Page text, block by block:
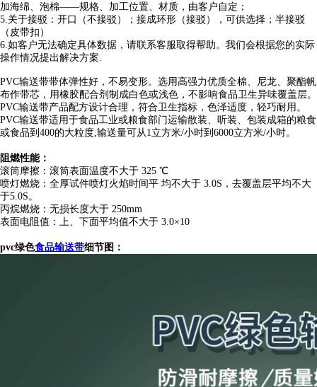
加海绵、泡棉——规格、加工位置、材质，由客户自定；
5.关于接驳：开口（不接驳）；接成环形（接驳），可供选择；半接驳
（皮带扣）
6.如客户无法确定具体数据，请联系客服取得帮助。我们会根据您的实际
操作情况提出解决方案.
PVC输送带带体弹性好，不易变形。选用高强力优质全棉、尼龙、聚酯帆
布作带芯，用橡胶配合剂制成白色或浅色，不影响食品卫生异味覆盖层。
PVC输送带产品配方设计合理，符合卫生指标，色泽适度，轻巧耐用。
PVC输送带适用于食品工业或粮食部门运输散装、听装、包装成箱的粮食
或食品到400的大粒度,输送量可从1立方米/小时到6000立方米/小时。
阻燃性能：
滚筒摩擦：滚筒表面温度不大于 325 ℃
喷灯燃烧：全厚试件喷灯火焰时间平 均不大于 3.0S，去覆盖层平均不大
于5.0S。
丙烷燃烧：无损长度大于 250mm
表面电阻值：上、下面平均值不大于 3.0×10
pvc绿色食品输送带细节图：